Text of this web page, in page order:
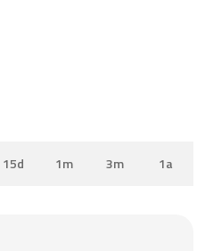
15d 1m 3m 1a